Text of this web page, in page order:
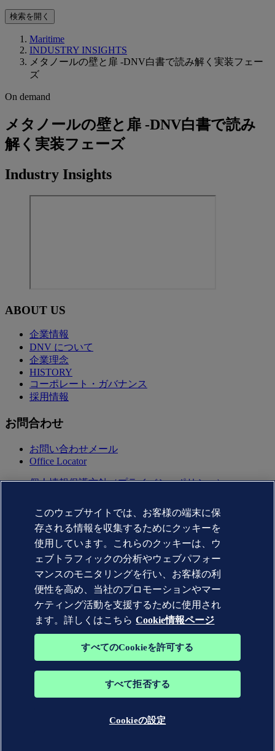
検索を開く
Maritime
INDUSTRY INSIGHTS
メタノールの壁と扉 -DNV白書で読み解く実装フェー
ズ
On demand
メタノールの壁と扉 -DNV白書で読み
解く実装フェーズ
Industry Insights
ABOUT US
企業情報
DNV について
企業理念
HISTORY
コーポレート・ガバナンス
採用情報
お問合わせ
お問い合わせメール
Office Locator
個人情報保護方針（プライバシーポリシー）
Copyright © DNV AS 2025
Cookie情報
Commercial Disclosure Based on the Act on Specified
Commercial Transactions（特定商取引法に基づく表記)
DNV GL®、DNV®、Horizon Graphic、および Det Norske
物です。 無断転載を禁じます。
このウェブサイトでは、お客様の端末に保
存される情報を収集するためにクッキーを
使用しています。これらのクッキーは、ウ
ェブトラフィックの分析やウェブパフォー
マンスのモニタリングを行い、お客様の利
便性を高め、当社のプロモーションやマー
ケティング活動を支援するために使用され
ます。詳しくはこちら Cookie情報ページ
すべてのCookieを許可する
すべて拒否する
Cookieの設定